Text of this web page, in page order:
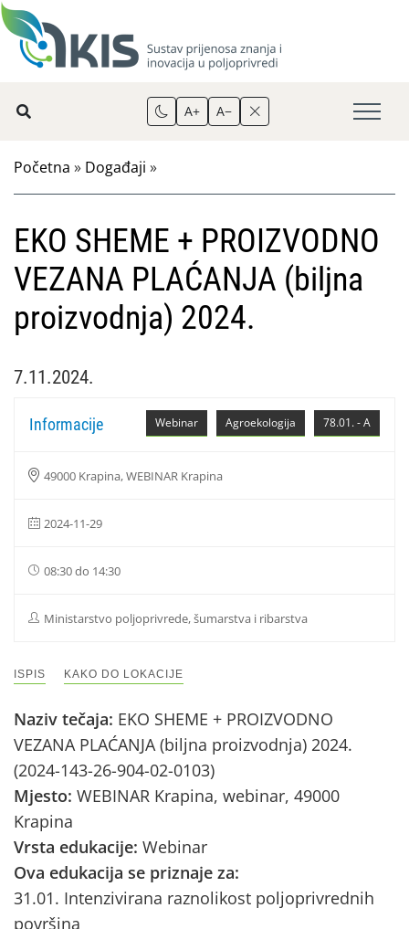
A+ A−
Početna » Događaji »
EKO SHEME + PROIZVODNO
VEZANA PLAĆANJA (biljna
proizvodnja) 2024.
7.11.2024.
78.01. - A
Agroekologija
Webinar
Informacije
49000 Krapina, WEBINAR Krapina
2024-11-29
08:30 do 14:30
Ministarstvo poljoprivrede, šumarstva i ribarstva
ISPIS KAKO DO LOKACIJE
Naziv tečaja: EKO SHEME + PROIZVODNO
VEZANA PLAĆANJA (biljna proizvodnja) 2024.
(2024-143-26-904-02-0103)
Mjesto: WEBINAR Krapina, webinar, 49000
Krapina
Vrsta edukacije: Webinar
Ova edukacija se priznaje za:
31.01. Intenzivirana raznolikost poljoprivrednih
površina